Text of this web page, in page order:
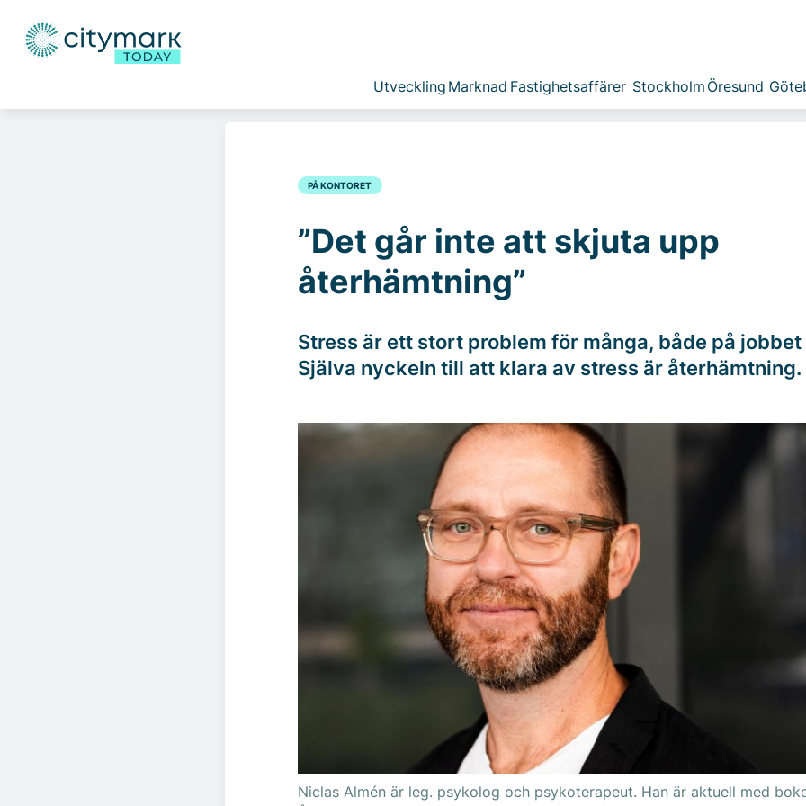
Utveckling Marknad Fastighetsaffärer Stockholm Öresund
PÅ KONTORET
”Det går inte att skjuta upp
återhämtning”
Stress är ett stort problem för många, både på
Själva nyckeln till att klara av stress är återhämtning.
Niclas Almén är leg. psykolog och psykoterapeut. Han är aktuell med